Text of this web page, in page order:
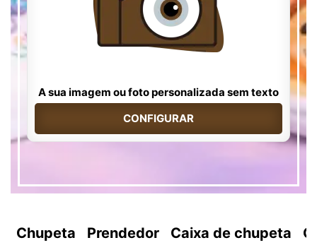
A sua imagem ou foto personalizada sem texto
CONFIGURAR
Chupeta Prendedor Caixa de chupeta